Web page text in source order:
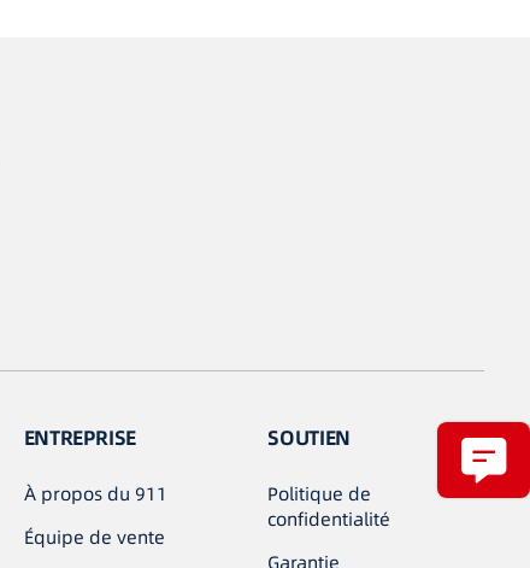
ENTREPRISE
À propos du 911
Équipe de vente
SOUTIEN
Politique de
confidentialité
Garantie